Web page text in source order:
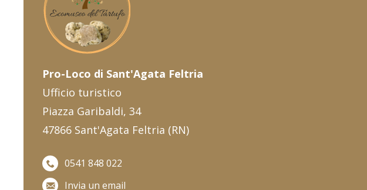
Pro-Loco di Sant'Agata Feltria
Ufficio turistico
Piazza Garibaldi, 34
47866 Sant'Agata Feltria (RN)
0541 848 022
Invia un email